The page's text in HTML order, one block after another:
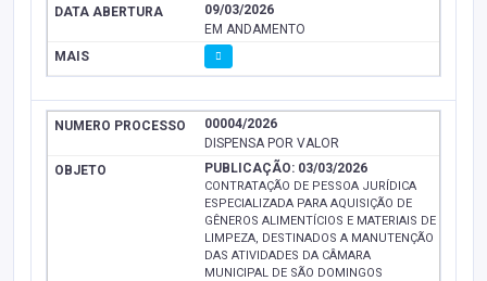
09/03/2026
EM ANDAMENTO
00004/2026
DISPENSA POR VALOR
PUBLICAÇÃO: 03/03/2026
CONTRATAÇÃO DE PESSOA JURÍDICA
ESPECIALIZADA PARA AQUISIÇÃO DE
GÊNEROS ALIMENTÍCIOS E MATERIAIS DE
LIMPEZA, DESTINADOS A MANUTENÇÃO
DAS ATIVIDADES DA CÂMARA
MUNICIPAL DE SÃO DOMINGOS